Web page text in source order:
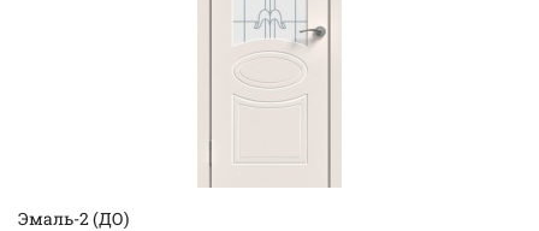
Эмаль-2 (ДО)